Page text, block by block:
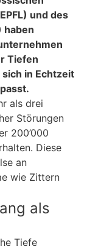
und des
haben
Tiefen
in Echtzeit
als drei
Störungen
200’000
Diese
an
wie Zittern
als
Tiefe